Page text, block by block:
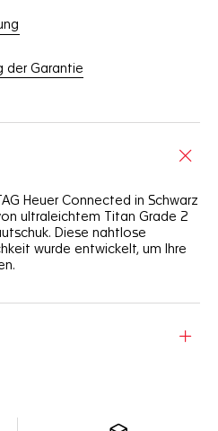
der Garantie
Heuer Connected in Schwarz
ultraleichtem Titan Grade 2
Diese nahtlose
wurde entwickelt, um Ihre
Apps. Setzen Sie sich Ziele.